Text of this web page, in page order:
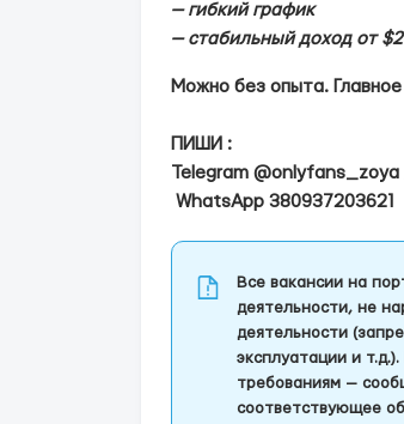
— гибкий график
— стабильный доход от
Можно без опыта.
ПИШИ :
Telegram
WhatsApp 380937203621
Все вакансии на
деятельности, не
деятельности
эксплуатации и
требованиям —
соответствующее